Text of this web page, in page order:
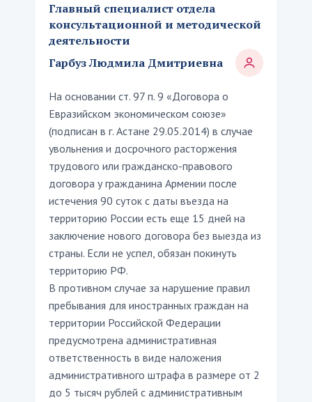
Главный специалист отдела
консультационной и методической
деятельности
Гарбуз Людмила Дмитриевна
На основании ст. 97 п. 9 «Договора о
Евразийском экономическом союзе»
(подписан в г. Астане 29.05.2014) в случае
увольнения и досрочного расторжения
трудового или гражданско-правового
договора у гражданина Армении после
истечения 90 суток с даты въезда на
территорию России есть еще 15 дней на
заключение нового договора без выезда из
страны. Если не успел, обязан покинуть
территорию РФ.
В противном случае за нарушение правил
пребывания для иностранных граждан на
территории Российской Федерации
предусмотрена административная
ответственность в виде наложения
административного штрафа в размере от 2
до 5 тысяч рублей с административным